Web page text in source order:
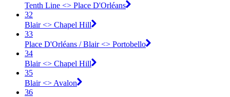
Tenth Line <​> Place D'Orléans
32
Blair <​> Chapel Hill
33
Place D'Orléans / Blair <​> Portobello
34
Blair <​> Chapel Hill
35
Blair <​> Avalon
36